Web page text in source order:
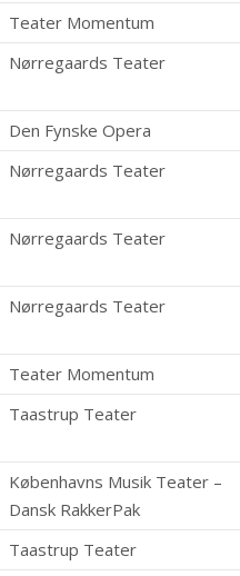
Teater Momentum
Nørregaards Teater
Den Fynske Opera
Nørregaards Teater
Nørregaards Teater
Nørregaards Teater
Teater Momentum
Taastrup Teater
Københavns Musik Teater –
Dansk RakkerPak
Taastrup Teater